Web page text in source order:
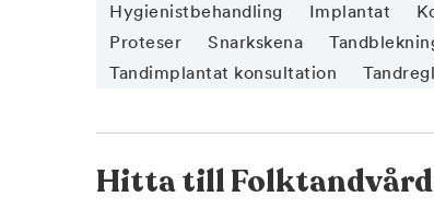
Hygienistbehandling
Implantat
Proteser
Snarkskena
Tandimplantat konsultation
Hitta till